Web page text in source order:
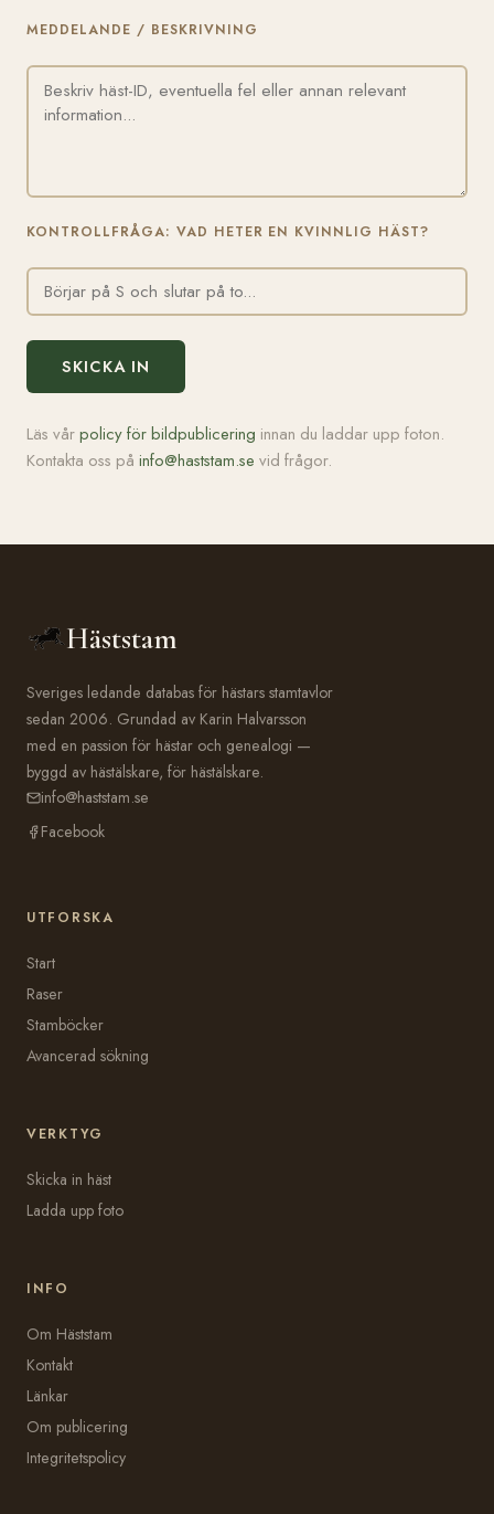
MEDDELANDE / BESKRIVNING
KONTROLLFRÅGA: VAD HETER EN KVINNLIG HÄST?
SKICKA IN
Läs vårpolicy för bildpublicering innan du laddar upp foton.
Kontakta oss på info@haststam.se vid frågor.
Häststam
Sveriges ledande databas för hästars stamtavlor
sedan 2006. Grundad av Karin Halvarsson
med en passion för hästar och genealogi —
byggd av hästälskare, för hästälskare.
info@haststam.se
Facebook
UTFORSKA
Start
Raser
Stamböcker
Avancerad sökning
VERKTYG
Skicka in häst
Ladda upp foto
INFO
Om Häststam
Kontakt
Länkar
Om publicering
Integritetspolicy